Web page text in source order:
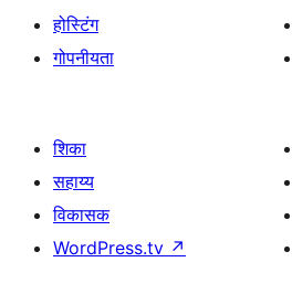
होस्टिंग
गोपनीयता
शिका
सहाय्य
विकासक
WordPress.tv ↗